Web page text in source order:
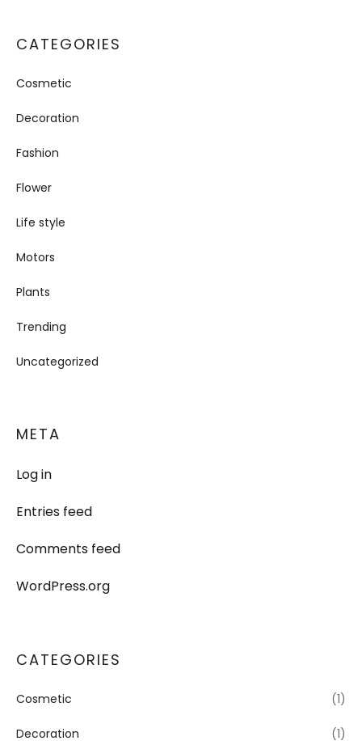
CATEGORIES
Cosmetic
Decoration
Fashion
Flower
Life style
Motors
Plants
Trending
Uncategorized
META
Log in
Entries feed
Comments feed
WordPress.org
CATEGORIES
Cosmetic (1)
Decoration (1)